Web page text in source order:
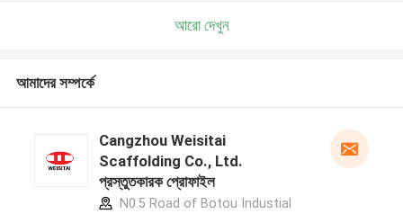
আরো দেখুন
আমাদের সম্পর্কে
Cangzhou Weisitai
Scaffolding Co., Ltd.
প্রস্তুতকারক প্রোফাইল
N0.5 Road of Botou Industial